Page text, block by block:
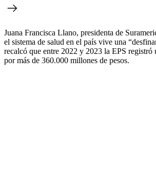
Juana Francisca Llano, presidenta de
el sistema de salud en el país vive una
recalcó que entre 2022 y 2023 la EPS registró
por más de 360.000 millones de pesos.